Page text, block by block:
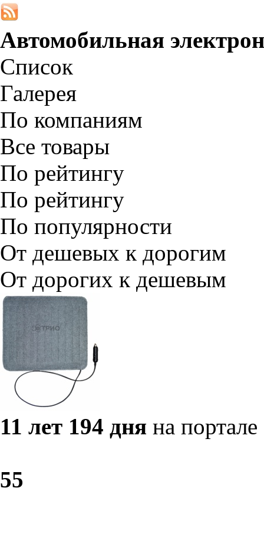
Автомобильная
Список
Галерея
По компаниям
Все товары
По рейтингу
По рейтингу
По популярности
От дешевых к дорогим
От дорогих к дешевым
11 лет 194 дня на портале
55